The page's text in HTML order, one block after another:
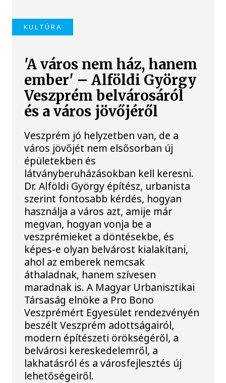
KULTÚRA
'A város nem ház, hanem
ember' – Alföldi György
Veszprém belvárosáról
és a város jövőjéről
Veszprém jó helyzetben van, de a
város jövőjét nem elsősorban új
épületekben és
látványberuházásokban kell keresni.
Dr. Alföldi György építész, urbanista
szerint fontosabb kérdés, hogyan
használja a város azt, amije már
megvan, hogyan vonja be a
veszprémieket a döntésekbe, és
képes-e olyan belvárost kialakítani,
ahol az emberek nemcsak
áthaladnak, hanem szívesen
maradnak is. A Magyar Urbanisztikai
Társaság elnöke a Pro Bono
Veszprémért Egyesület rendezvényén
beszélt Veszprém adottságairól,
modern építészeti örökségéről, a
belvárosi kereskedelemről, a
lakhatásról és a városfejlesztés új
lehetőségeiről.